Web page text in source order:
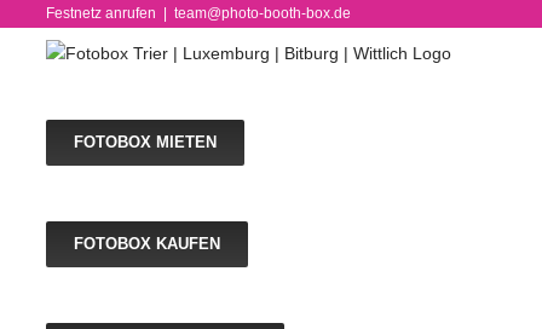
Festnetz anrufen team@photo-booth-box.de
FOTOBOX MIETEN
FOTOBOX KAUFEN